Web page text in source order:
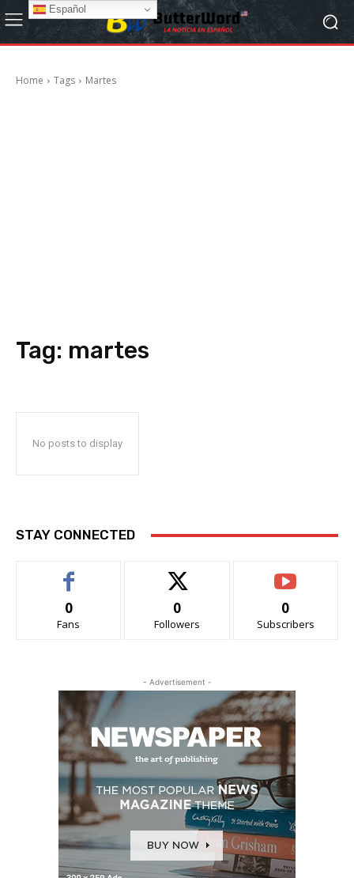
Home Tags Martes
Tag: martes
No posts to display
STAY CONNECTED
0
Fans
0
Followers
0
Subscribers
- Advertisement -
Español